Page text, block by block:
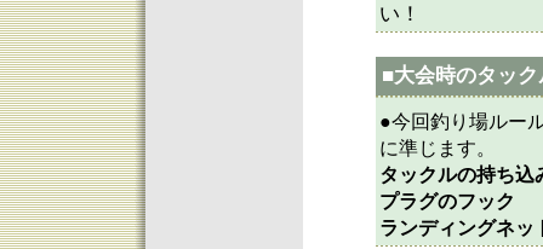
い！
■大会時のタッ
●今回釣り場ルー
に準じます。
タックルの持ち込
プラグのフック
ランディングネッ